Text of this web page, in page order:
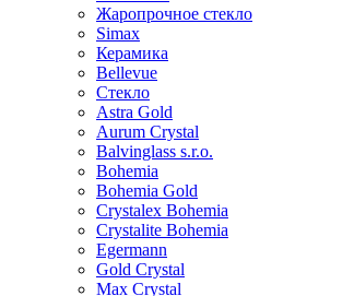
Жаропрочное стекло
Simax
Керамика
Bellevue
Стекло
Astra Gold
Aurum Crystal
Balvinglass s.r.o.
Bohemia
Bohemia Gold
Crystalex Bohemia
Crystalite Bohemia
Egermann
Gold Crystal
Max Crystal